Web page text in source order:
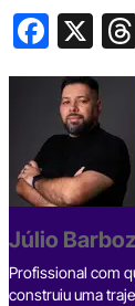
F
a
c
e
b
o
o
k
X
Júlio
Profissional com
construiu uma